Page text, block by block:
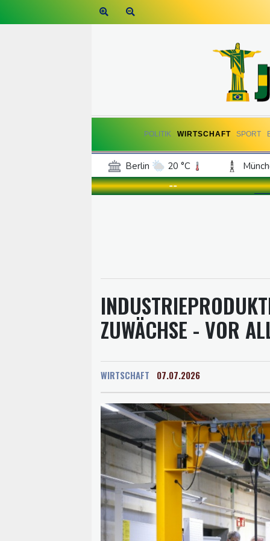
POLITIK WIRTSCHAFT SPORT
Berlin 20 °C
Frankfurt am Main
24 °C
--
ZUWÄCHSE - VOR
WIRTSCHAFT 07.07.2026